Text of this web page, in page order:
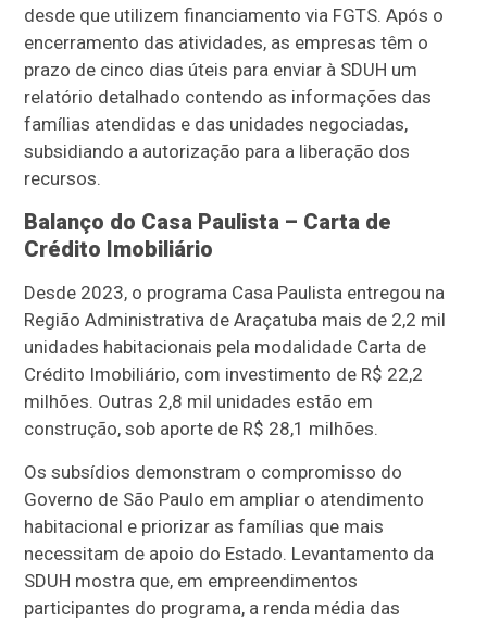
desde que utilizem financiamento via FGTS. Após o
encerramento das atividades, as empresas têm o
prazo de cinco dias úteis para enviar à SDUH um
relatório detalhado contendo as informações das
famílias atendidas e das unidades negociadas,
subsidiando a autorização para a liberação dos
recursos.
Balanço do Casa Paulista – Carta de
Crédito Imobiliário
Desde 2023, o programa Casa Paulista entregou na
Região Administrativa de Araçatuba mais de 2,2 mil
unidades habitacionais pela modalidade Carta de
Crédito Imobiliário, com investimento de R$ 22,2
milhões. Outras 2,8 mil unidades estão em
construção, sob aporte de R$ 28,1 milhões.
Os subsídios demonstram o compromisso do
Governo de São Paulo em ampliar o atendimento
habitacional e priorizar as famílias que mais
necessitam de apoio do Estado. Levantamento da
SDUH mostra que, em empreendimentos
participantes do programa, a renda média das